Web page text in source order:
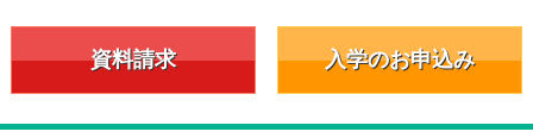
資料請求 入学のお申込み